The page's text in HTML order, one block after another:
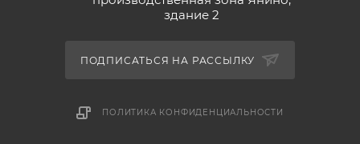
здание 2
ПОДПИСАТЬСЯ НА РАССЫЛКУ
ПОЛИТИКА КОНФИДЕНЦИАЛЬНОСТИ